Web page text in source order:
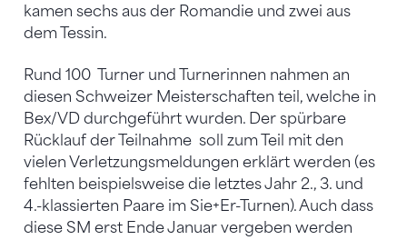
kamen sechs aus der Romandie und zwei aus
dem Tessin.
Rund 100 Turner und Turnerinnen nahmen an
diesen Schweizer Meisterschaften teil, welche in
Bex/VD durchgeführt wurden. Der spürbare
Rücklauf der Teilnahme soll zum Teil mit den
vielen Verletzungsmeldungen erklärt werden (es
fehlten beispielsweise die letztes Jahr 2., 3. und
4.-klassierten Paare im Sie+Er-Turnen). Auch dass
diese SM erst Ende Januar vergeben werden